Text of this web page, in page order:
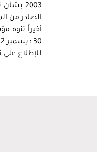
الصادر من
أخيراً تنوه
30 ديسمبر 2012 .
للإطلاع